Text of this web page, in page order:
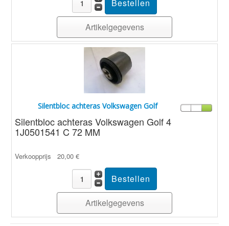
Artikelgegevens
Silentbloc achteras Volkswagen Golf
Silentbloc achteras Volkswagen Golf 4
1J0501541 C 72 MM
Verkoopprijs 20,00 €
Artikelgegevens